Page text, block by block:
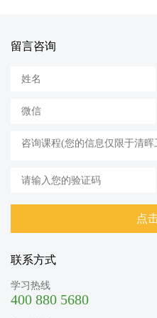
留言咨询
联系方式
学习热线
400 880 5680